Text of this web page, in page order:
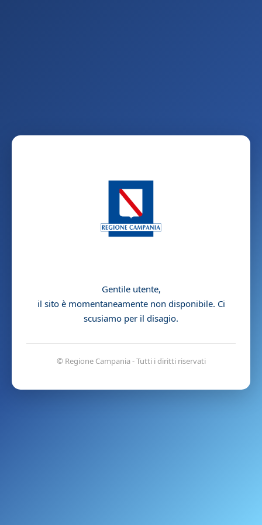
Gentile utente,
il sito è momentaneamente non disponibile. Ci
scusiamo per il disagio.
© Regione Campania - Tutti i diritti riservati